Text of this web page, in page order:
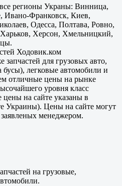
регионы Украны: Винница,
Ивано-Франковск, Киев,
Одесса, Полтава, Ровно,
Херсон, Хмельницкий,
Ходовик.ком
запчастей для грузовых авто,
бусы), легковые автомобили и
отличные цены на рынке
уровня класс
на сайте указаны в
Украины). Цены на сайте могут
заявленых менеджером.
на грузовые,